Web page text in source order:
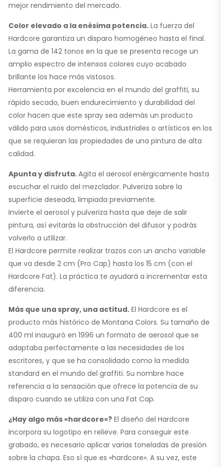
mejor rendimiento del mercado.
Color elevado a la enésima potencia. La fuerza del
Hardcore garantiza un disparo homogéneo hasta el final.
La gama de 142 tonos en la que se presenta recoge un
amplio espectro de intensos colores cuyo acabado
brillante los hace más vistosos.
Herramienta por excelencia en el mundo del graffiti, su
rápido secado, buen endurecimiento y durabilidad del
color hacen que este spray sea además un producto
válido para usos domésticos, industriales o artísticos en los
que se requieran las propiedades de una pintura de alta
calidad.
Apunta y disfruta.Agita el aerosol enérgicamente hasta
escuchar el ruido del mezclador. Pulveriza sobre la
superficie deseada, limpiada previamente.
Invierte el aerosol y pulveriza hasta que deje de salir
pintura, así evitarás la obstrucción del difusor y podrás
volverlo a utilizar.
El Hardcore permite realizar trazos con un ancho variable
que va desde 2 cm (Pro Cap) hasta los 15 cm (con el
Hardcore Fat). La práctica te ayudará a incrementar esta
diferencia.
Más que una spray, una actitud. El Hardcore es el
producto más histórico de Montana Colors. Su tamaño de
400 ml inauguró en 1996 un formato de aerosol que se
adaptaba perfectamente a las necesidades de los
escritores, y que se ha consolidado como la medida
standard en el mundo del graffiti. Su nombre hace
referencia a la sensación que ofrece la potencia de su
disparo cuando se utiliza con una Fat Cap.
¿Hay algo más «hardcore»? El diseño del Hardcore
incorpora su logotipo en relieve. Para conseguir este
grabado, es necesario aplicar varias toneladas de presión
sobre la chapa. Eso sí que es «hardcore». A su vez, este